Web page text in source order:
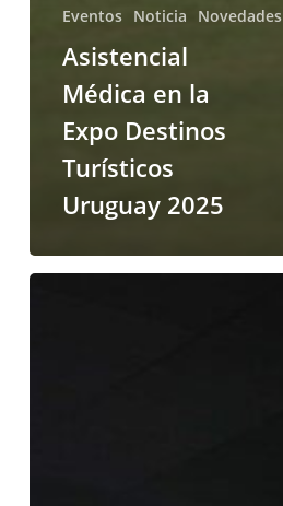
Eventos Noticia Novedades
Asistencial
Médica en la
Expo Destinos
Turísticos
Uruguay 2025